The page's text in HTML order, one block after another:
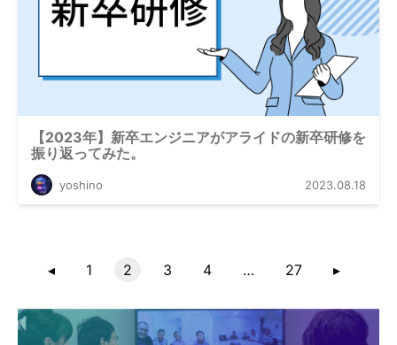
【2023年】新卒エンジニアがアライドの新卒研修を
振り返ってみた。
yoshino 2023.08.18
◂ 1 2 3 4 … 27 ▸︎